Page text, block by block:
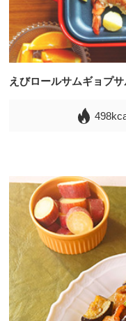
えびロールサムギョプ